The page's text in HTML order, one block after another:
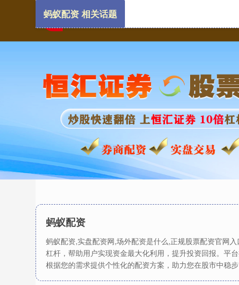
蚂蚁配资
蚂蚁配资,实盘配资网,场外配资是什么,正规股票配资官网
杠杆，帮助用户实现资金最大化利用，提升投资回报。平
根据您的需求提供个性化的配资方案，助力您在股市中稳
蚂蚁配资 相关话题